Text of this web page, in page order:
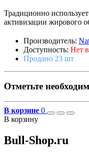
Традиционно
активизации жирового
Производитель:
Доступность: Нет
Продано 23 шт
Отметьте
В корзине 0
В корзину
Bull-Shop.ru